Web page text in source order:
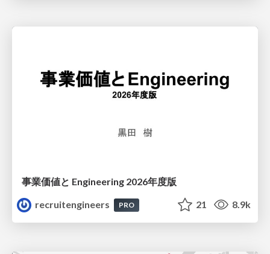
事業価値と Engineering 2026年度版
recruitengineers
PRO 21 8.9k